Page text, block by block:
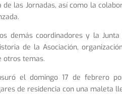
de las Jornadas, así como la
demás coordinadores y la
de la Asociación,
otros temas.
el domingo 17 de febrero
de residencia con una maleta